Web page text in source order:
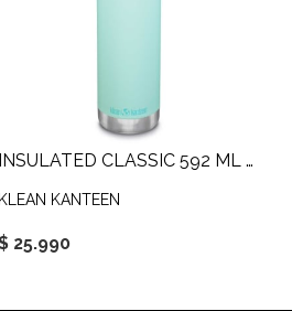
INSULATED CLASSIC 592 ML LOOP CAP
KLEAN KANTEEN
25.990